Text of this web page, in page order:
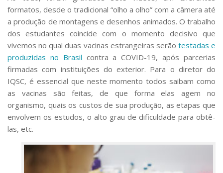
formatos, desde o tradicional “olho a olho” com a câmera até
a produção de montagens e desenhos animados. O trabalho
dos estudantes coincide com o momento decisivo que
vivemos no qual duas vacinas estrangeiras serão testadas e
produzidas no Brasil contra a COVID-19, após parcerias
firmadas com instituições do exterior. Para o diretor do
IQSC, é essencial que neste momento todos saibam como
as vacinas são feitas, de que forma elas agem no
organismo, quais os custos de sua produção, as etapas que
envolvem os estudos, o alto grau de dificuldade para obtê-
las, etc.